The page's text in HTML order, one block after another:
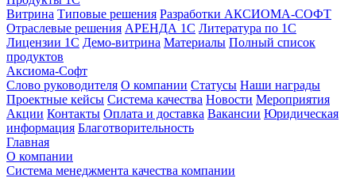
Витрина Типовые решения Разработки АКСИОМА-СОФТ
Отраслевые решения АРЕНДА 1С Литература по 1С
Лицензии 1C Демо-витрина Материалы Полный список
продуктов
Аксиома-Софт
Слово руководителя О компании Статусы Наши награды
Проектные кейсы Система качества Новости Мероприятия
Акции Контакты Оплата и доставка Вакансии Юридическая
информация Благотворительность
Главная
О компании
Система менеджмента качества компании